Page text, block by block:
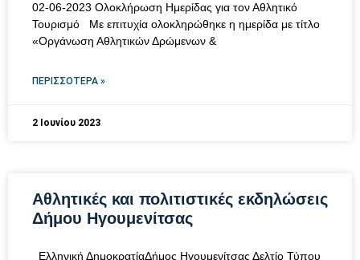
02-06-2023 Ολοκλήρωση Ημερίδας για τον Αθλητικό
Τουρισμό Με επιτυχία ολοκληρώθηκε η ημερίδα με τίτλο
«Οργάνωση Αθλητικών Δρώμενων &
ΠΕΡΙΣΣΌΤΕΡΑ »
2 Ιουνίου 2023
Αθλητικές και πολιτιστικές εκδηλώσεις
Δήμου Ηγουμενίτσας
Ελληνική ΔημοκρατίαΔήμος Ηγουμενίτσας Δελτίο Τύπου